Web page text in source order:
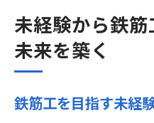
三郷市の建設業
鉄筋工未経験者が挑
実践を通じて学
未経験から鉄
未来を築く
鉄筋工を目指す未経